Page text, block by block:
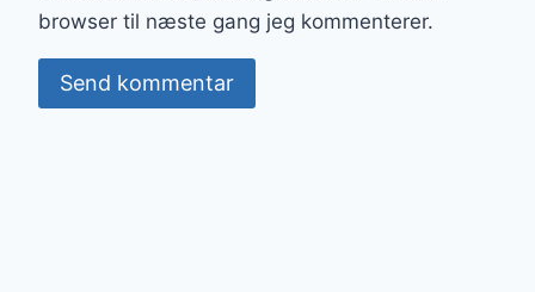
browser til næste gang jeg kommenterer.